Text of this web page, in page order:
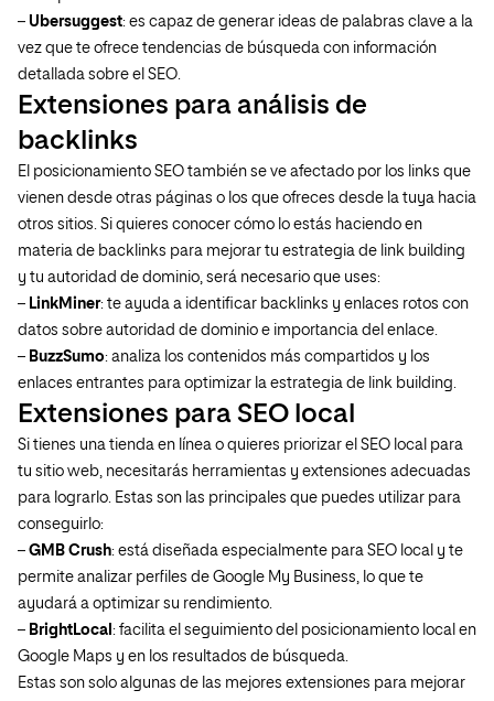
– Ubersuggest: es capaz de generar ideas de palabras clave a la
vez que te ofrece tendencias de búsqueda con información
detallada sobre el SEO.
Extensiones para análisis de
backlinks
El posicionamiento SEO también se ve afectado por los links que
vienen desde otras páginas o los que ofreces desde la tuya hacia
otros sitios. Si quieres conocer cómo lo estás haciendo en
materia de backlinks para mejorar tu estrategia de link building
y tu autoridad de dominio, será necesario que uses:
– LinkMiner: te ayuda a identificar backlinks y enlaces rotos con
datos sobre autoridad de dominio e importancia del enlace.
– BuzzSumo: analiza los contenidos más compartidos y los
enlaces entrantes para optimizar la estrategia de link building.
Extensiones para SEO local
Si tienes una tienda en línea o quieres priorizar el SEO local para
tu sitio web, necesitarás herramientas y extensiones adecuadas
para lograrlo. Estas son las principales que puedes utilizar para
conseguirlo:
– GMB Crush: está diseñada especialmente para SEO local y te
permite analizar perfiles de Google My Business, lo que te
ayudará a optimizar su rendimiento.
– BrightLocal : facilita el seguimiento del posicionamiento local en
Google Maps y en los resultados de búsqueda.
Estas son solo algunas de las mejores extensiones para mejorar